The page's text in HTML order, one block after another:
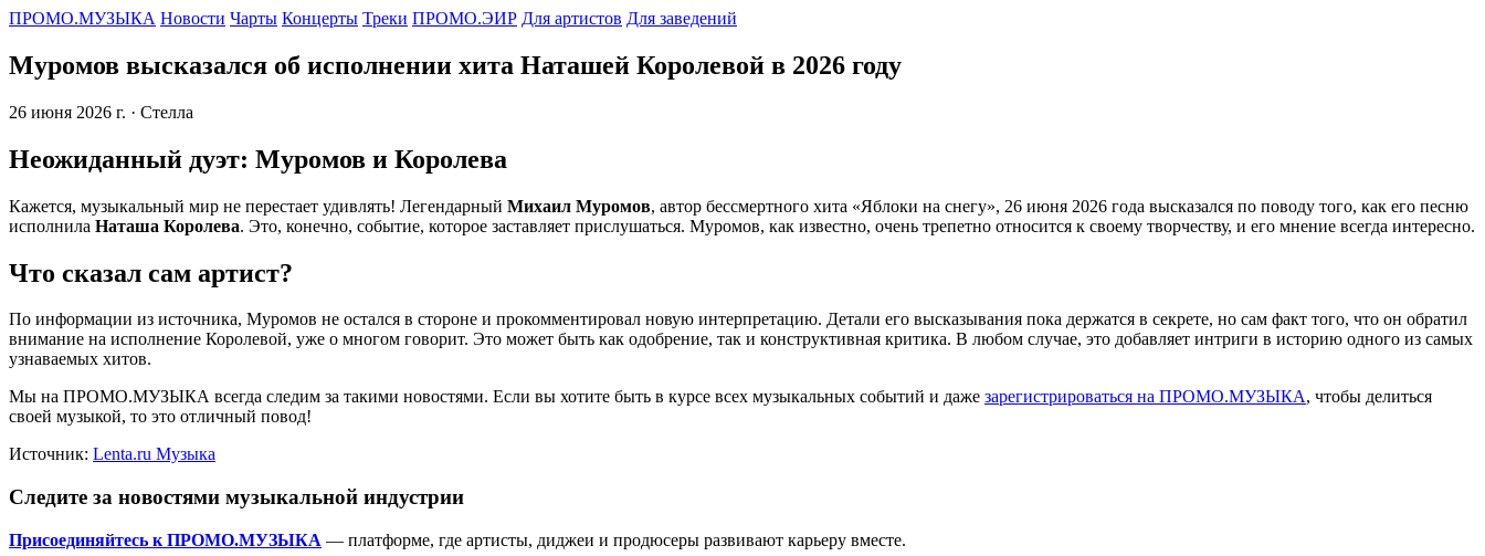
ПРОМО.МУЗЫКА Новости Чарты Концерты Треки ПРОМО.ЭИР Для артистов Для заведений
Муромов высказался об исполнении хита Наташей Королевой в 2026 году
26 июня 2026 г. · Стелла
Неожиданный дуэт: Муромов и Королева
Кажется, музыкальный мир не перестает удивлять! Легендарный Михаил Муромов, автор бессмертного хита «Яблоки на снегу», 26 июня 2026 года высказался по поводу того, как его песню
исполнила Наташа Королева. Это, конечно, событие, которое заставляет прислушаться. Муромов, как известно, очень трепетно относится к своему творчеству, и его мнение всегда интересно.
Что сказал сам артист?
По информации из источника, Муромов не остался в стороне и прокомментировал новую интерпретацию. Детали его высказывания пока держатся в секрете, но сам факт того, что он обратил
внимание на исполнение Королевой, уже о многом говорит. Это может быть как одобрение, так и конструктивная критика. В любом случае, это добавляет интриги в историю одного из самых
узнаваемых хитов.
Мы на ПРОМО.МУЗЫКА всегда следим за такими новостями. Если вы хотите быть в курсе всех музыкальных событий и даже зарегистрироваться на ПРОМО.МУЗЫКА, чтобы делиться
своей музыкой, то это отличный повод!
Источник: Lenta.ru Музыка
Следите за новостями музыкальной индустрии
Присоединяйтесь к ПРОМО.МУЗЫКА — платформе, где артисты, диджеи и продюсеры развивают карьеру вместе.